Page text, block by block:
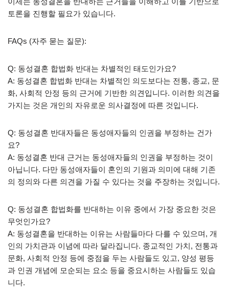
토론을 진행할 필요가 있습니다.
FAQs (자주 묻는 질문):
Q: 동성결혼 합법화 반대는 차별적인 태도인가요?
A: 동성결혼 합법화 반대는 차별적인 의도보다는 전통, 종교, 문
화, 사회적 안정 등의 근거에 기반한 의견입니다. 이러한 의견을
가지는 것은 개인의 자유로운 의사결정에 따른 것입니다.
Q: 동성결혼 반대자들은 동성애자들의 인권을 부정하는 건가
요?
A: 동성결혼 반대 근거는 동성애자들의 인권을 부정하는 것이
아닙니다. 다만 동성애자들이 혼인의 기원과 의미에 대해 기존
의 정의와 다른 의견을 가질 수 있다는 것을 주장하는 것입니다.
Q: 동성결혼 합법화를 반대하는 이유 중에서 가장 중요한 것은
무엇인가요?
A: 동성결혼을 반대하는 이유는 사람들마다 다를 수 있으며, 개
인의 가치관과 이념에 따라 달라집니다. 종교적인 가치, 전통과
문화, 사회적 안정 등에 중점을 두는 사람들도 있고, 양성 평등
과 인권 개념에 모순되는 요소 등을 중요시하는 사람들도 있습
니다.